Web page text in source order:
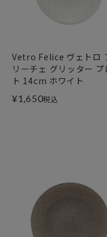
Vetro Felice ヴェトロ
リーチェ グリッター プ
ト 14cm ホワイト
¥1,650税込